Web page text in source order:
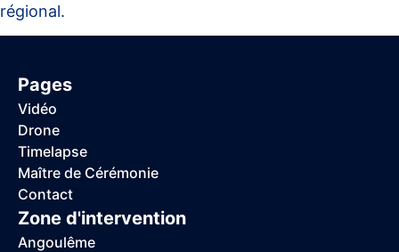
régional.
Pages
Vidéo
Drone
Timelapse
Maître de Cérémonie
Contact
Zone d'intervention
Angoulême